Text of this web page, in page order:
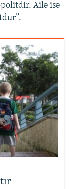
Ailə isə